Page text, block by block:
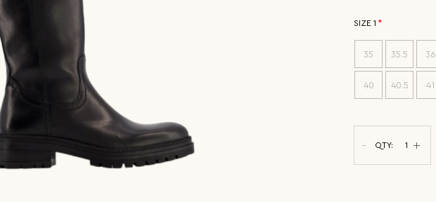
SIZE 1
35 35.5 36
40 40.5 41
QTY: